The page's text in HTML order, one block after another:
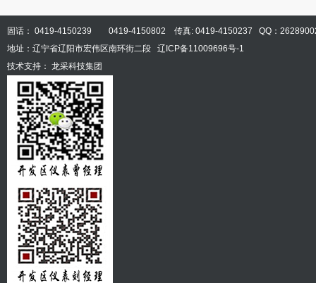
固话： 0419-4150239 0419-4150802 传真: 0419-4150237 QQ：
地址：辽宁省辽阳市宏伟区南环街二段 辽ICP备11009696号-1
技术支持： 龙采科技集团